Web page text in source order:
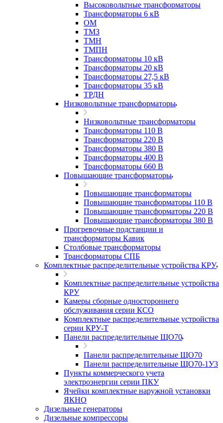
Высоковольтные трансформаторы
Трансформаторы 6 кВ
ОМ
ТМЗ
ТМН
ТМПН
Трансформаторы 10 кВ
Трансформаторы 20 кВ
Трансформаторы 27,5 кВ
Трансформаторы 35 кВ
ТРДН
Низковольтные трансформаторы
Низковольтные трансформаторы
Трансформаторы 110 В
Трансформаторы 220 В
Трансформаторы 380 В
Трансформаторы 400 В
Трансформаторы 660 В
Повышающие трансформаторы
Повышающие трансформаторы
Повышающие трансформаторы 110 В
Повышающие трансформаторы 220 В
Повышающие трансформаторы 380 В
Прогревочные подстанции и
трансформаторы Кавик
Столбовые трансформаторы
Трансформаторы СПБ
Комплектные распределительные устройства КРУ
Комплектные распределительные устройства
КРУ
Камеры сборные одностороннего
обслуживания серии КСО
Комплектные распределительные устройства
серии КРУ-Т
Панели распределительные ЩО70
Панели распределительные ЩО70
Панели распределительные ЩО70-1У3
Пункты коммерческого учета
электроэнергии серии ПКУ
Ячейки комплектные наружной установки
ЯКНО
Дизельные генераторы
Дизельные компрессоры